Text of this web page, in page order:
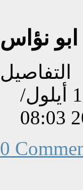
التفاصيل
تم إنشاءه بتاريخ الثلاثاء, 18 أيلول/
0